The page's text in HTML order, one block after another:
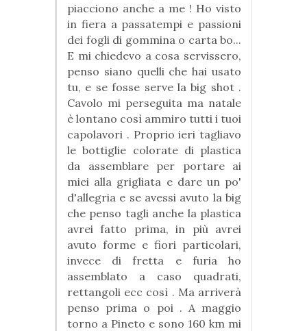
piacciono anche a me ! Ho visto
in fiera a passatempi e passioni
dei fogli di gommina o carta bo...
E mi chiedevo a cosa servissero,
penso siano quelli che hai usato
tu, e se fosse serve la big shot .
Cavolo mi perseguita ma natale
è lontano così ammiro tutti i tuoi
capolavori . Proprio ieri tagliavo
le bottiglie colorate di plastica
da assemblare per portare ai
miei alla grigliata e dare un po'
d'allegria e se avessi avuto la big
che penso tagli anche la plastica
avrei fatto prima, in più avrei
avuto forme e fiori particolari,
invece di fretta e furia ho
assemblato a caso quadrati,
rettangoli ecc così . Ma arriverà
penso prima o poi . A maggio
torno a Pineto e sono 160 km mi